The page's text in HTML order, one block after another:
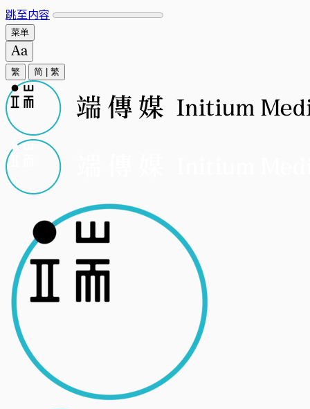
跳至内容
菜单
繁 简 繁